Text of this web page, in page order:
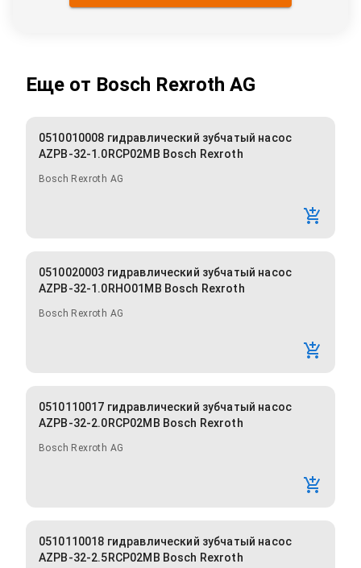
Еще от Bosch Rexroth AG
0510010008 гидравлический зубчатый насос
AZPB-32-1.0RCP02MB Bosch Rexroth
Bosch Rexroth AG
0510020003 гидравлический зубчатый насос
AZPB-32-1.0RHO01MB Bosch Rexroth
Bosch Rexroth AG
0510110017 гидравлический зубчатый насос
AZPB-32-2.0RCP02MB Bosch Rexroth
Bosch Rexroth AG
0510110018 гидравлический зубчатый насос
AZPB-32-2.5RCP02MB Bosch Rexroth